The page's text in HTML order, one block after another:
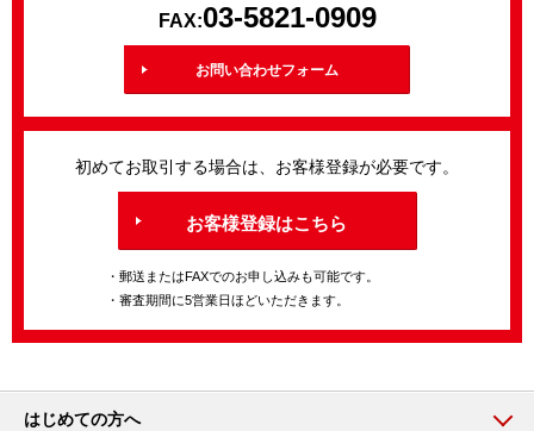
FAX:03-5821-0909
お問い合わせフォーム
初めてお取引する場合は、お客様登録が必要です。
お客様登録はこちら
・郵送またはFAXでのお申し込みも可能です。
・審査期間に5営業日ほどいただきます。
はじめての方へ